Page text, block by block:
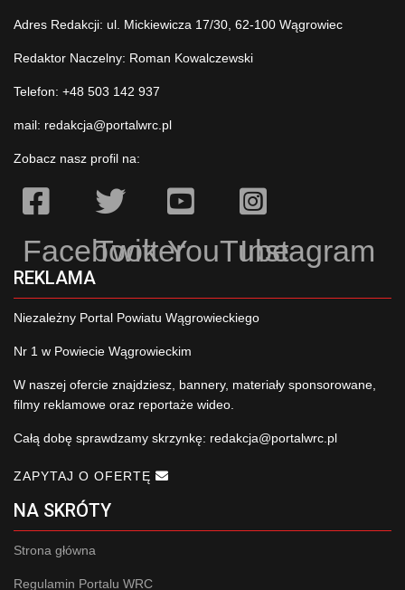
Adres Redakcji: ul. Mickiewicza 17/30, 62-100 Wągrowiec
Redaktor Naczelny: Roman Kowalczewski
Telefon: +48 503 142 937
mail: redakcja@portalwrc.pl
Zobacz nasz profil na:
Facebook
TwitterYouTubeInstagram
REKLAMA
Niezależny Portal Powiatu Wągrowieckiego
Nr 1 w Powiecie Wągrowieckim
W naszej ofercie znajdziesz, bannery, materiały sponsorowane,
filmy reklamowe oraz reportaże wideo.
Całą dobę sprawdzamy skrzynkę: redakcja@portalwrc.pl
ZAPYTAJ O OFERTĘ
NA SKRÓTY
Strona główna
Regulamin Portalu WRC